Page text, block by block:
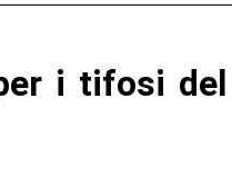
i tifosi del